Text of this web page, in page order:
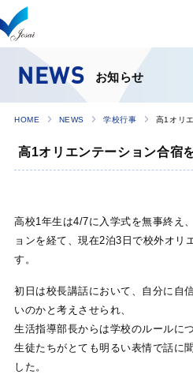
NEWS お知らせ
HOME NEWS 学校行事 高1オリ
高1オリエンテーション合宿
高校1年生は4/7に入学式を無事終え
ョンを経て、現在2泊3日で校外オリ
す。
初日は校長講話において、自分に自
いのかと考えさせられ、
生活指導部長からは学校のルールに
生徒たちがとても明るい表情で話に
した。